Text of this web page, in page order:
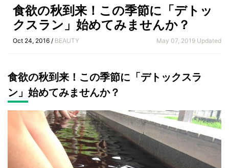
食欲の秋到来！この季節に「デトッ
クスラン」始めてみませんか？
Oct 24, 2016 / BEAUTY May 07, 2019 Updated
食欲の秋到来！この季節に「デトックスラ
ン」始めてみませんか？